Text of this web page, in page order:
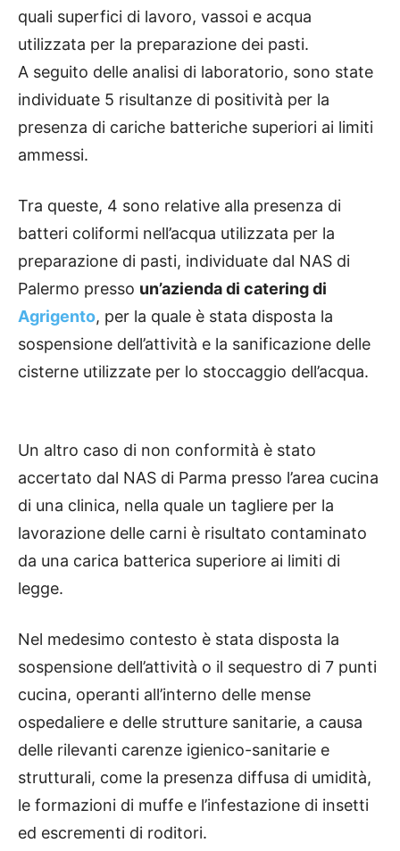
quali superfici di lavoro, vassoi e acqua
utilizzata per la preparazione dei pasti.
A seguito delle analisi di laboratorio, sono state
individuate 5 risultanze di positività per la
presenza di cariche batteriche superiori ai limiti
ammessi.
Tra queste, 4 sono relative alla presenza di
batteri coliformi nell’acqua utilizzata per la
preparazione di pasti, individuate dal NAS di
Palermo presso un’azienda di catering di
Agrigento, per la quale è stata disposta la
sospensione dell’attività e la sanificazione delle
cisterne utilizzate per lo stoccaggio dell’acqua.
Un altro caso di non conformità è stato
accertato dal NAS di Parma presso l’area cucina
di una clinica, nella quale un tagliere per la
lavorazione delle carni è risultato contaminato
da una carica batterica superiore ai limiti di
legge.
Nel medesimo contesto è stata disposta la
sospensione dell’attività o il sequestro di 7 punti
cucina, operanti all’interno delle mense
ospedaliere e delle strutture sanitarie, a causa
delle rilevanti carenze igienico-sanitarie e
strutturali, come la presenza diffusa di umidità,
le formazioni di muffe e l’infestazione di insetti
ed escrementi di roditori.